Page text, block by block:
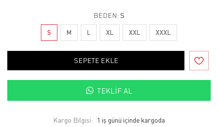
BEDEN: S
S M L XL XXL XXXL
SEPETE EKLE
TEKLIF AL
Kargo Bilgisi:
1 iş günü içinde kargoda